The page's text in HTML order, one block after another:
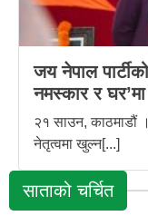
जय नेपाल
नमस्कार र
२१ साउन, काठमाडौं
नेतृत्वमा खुल्न[...]
साताको चर्चित